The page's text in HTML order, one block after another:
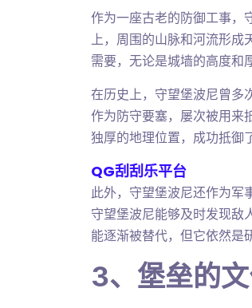
作为一座古老的防御工事，
上，周围的山脉和河流形成
需要，无论是城墙的高度和
在历史上，守望堡波尼曾多
作为防守要塞，屡次被用来
独厚的地理位置，成功抵御
QG刮刮乐平台
此外，守望堡波尼还作为军
守望堡波尼能够及时发现敌
能逐渐被替代，但它依然是
3、堡垒的